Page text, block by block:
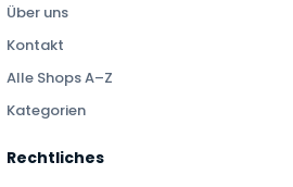
Über uns
Kontakt
Alle Shops A–Z
Kategorien
Rechtliches